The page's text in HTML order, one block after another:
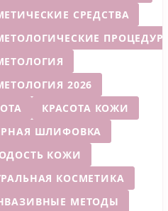
СРЕДСТВА
ПРОЦЕДУРЫ
2026
КРАСОТА КОЖИ
ШЛИФОВКА
КОЖИ
КОСМЕТИКА
МЕТОДЫ